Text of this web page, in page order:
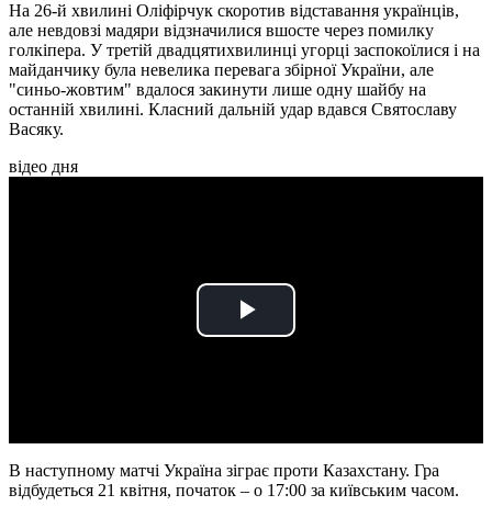
На 26-й хвилині Оліфірчук скоротив відставання українців,
але невдовзі мадяри відзначилися вшосте через помилку
голкіпера. У третій двадцятихвилинці угорці заспокоїлися і на
майданчику була невелика перевага збірної України, але
"синьо-жовтим" вдалося закинути лише одну шайбу на
останній хвилині. Класний дальній удар вдався Святославу
Васяку.
відео дня
Play
В наступному матчі Україна зіграє проти Казахстану. Гра
відбудеться 21 квітня, початок – о 17:00 за київським часом.